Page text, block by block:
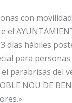
con
días hábiles
para
parabrisas del
NOU DE